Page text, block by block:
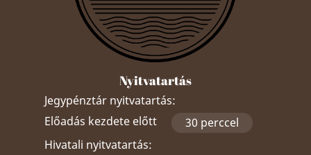
Nyitvatartás
Jegypénztár nyitvatartás:
Előadás kezdete előtt
30 perccel
Hivatali nyitvatartás: